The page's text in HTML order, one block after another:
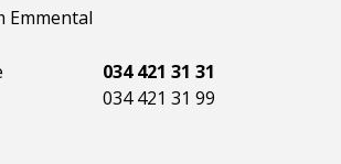
Emmental
034 421 31 31
034 421 31 99